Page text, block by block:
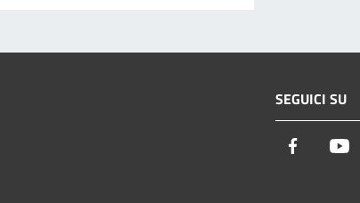
SEGUICI SU
Facebook